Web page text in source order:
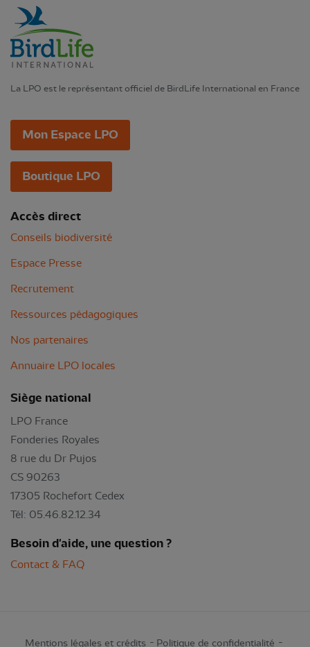
La LPO est le représentant officiel de BirdLife International en France
Mon Espace LPO
Boutique LPO
Accès direct
Conseils biodiversité
Espace Presse
Recrutement
Ressources pédagogiques
Nos partenaires
Annuaire LPO locales
Siège national
LPO France
Fonderies Royales
8 rue du Dr Pujos
CS 90263
17305 Rochefort Cedex
Tél: 05.46.82.12.34
Besoin d'aide, une question ?
Contact & FAQ
Mentions légales et crédits Politique de confidentialité